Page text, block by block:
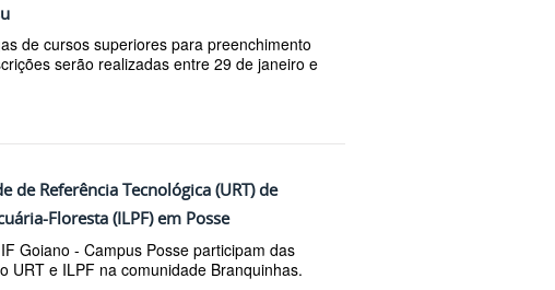
de cursos superiores para preenchimento
serão realizadas entre 29 de janeiro e
de Referência Tecnológica (URT) de
Floresta (ILPF) em Posse
Goiano - Campus Posse participam das
URT e ILPF na comunidade Branquinhas.